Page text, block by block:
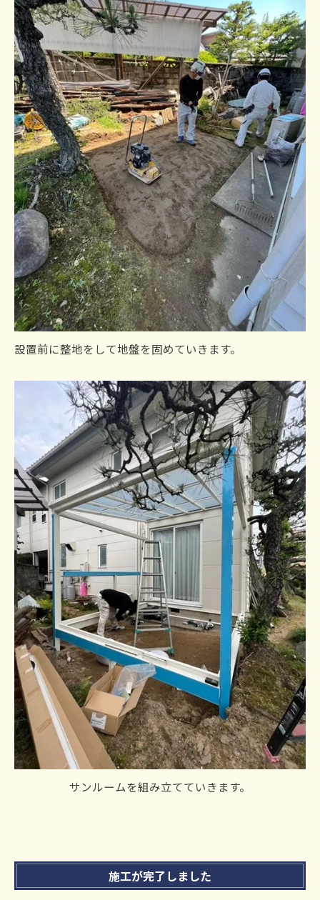
設置前に整地をして地盤を固めていきます。
サンルームを組み立てていきます。
施工が完了しました